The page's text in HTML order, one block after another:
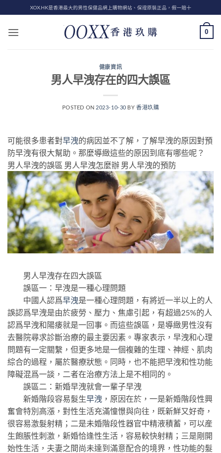
to
content
XOX.HK是香港最大的男性保健品網上購物網站、保證原裝正品，假一賠十
0
健康資訊
男人早洩存在的四大誤區
POSTED ON 2023-10-30 BY香港玖購
可能很多患者對早洩的病因並不了解，了解早洩的原因對預
防早洩有很大幫助。那麼導緻這些的原因到底有哪些呢？
男人早洩的誤區 男人早洩怎麼辦 男人早洩的預防
男人早洩存在四大誤區
誤區一：早洩是一種心理問題
中國人認爲早洩是一種心理問題，有將近一半以上的人
誤認爲早洩是由於疲勞、壓力、焦慮引起，有超過25%的人
認爲早洩和陽痿就是一回事。而這些誤區，是導緻男性沒有
去醫院尋求診斷治療的最主要因素。專家表示，早洩和心理
問題有一定關繫，但更多地是一個複雜的生理、神經、肌肉
綜合的過程，屬於醫療狀態。同時，也不能把早洩和性功能
障礙混爲一談，二者在治療方法上是不相同的。
誤區二：新婚早洩就會一輩子早洩
新婚階段容易髮生早洩 ，原因在於，一是新婚階段性興
奮會特別高漲，對性生活充滿憧憬與向往，既新鮮又好奇，
很容易激髮射精；二是未婚階段性器官中精液積蓄，可以産
生飽脹性刺激，新婚恰逢性生活，容易較快射精；三是剛開
始性生活，夫妻之間尚未達到滿意配合的境界，性功能的髮